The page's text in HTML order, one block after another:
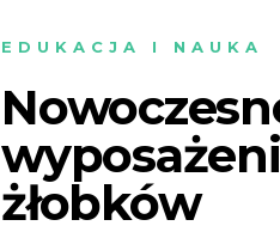
EDUKACJA I NAUKA
żłobków